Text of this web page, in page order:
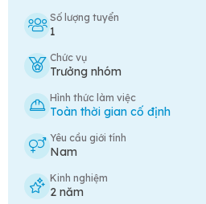
Số lượng tuyển
1
Chức vụ
Trưởng nhóm
Hình thức làm việc
Toàn thời gian cố định
Yêu cầu giới tính
Nam
Kinh nghiệm
2 năm